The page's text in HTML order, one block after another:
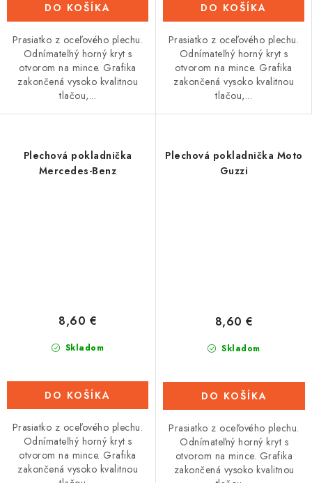
DO KOŠÍKA
Prasiatko z oceľového plechu.
Odnímateľný horný kryt s
otvorom na mince. Grafika
zakončená vysoko kvalitnou
tlačou,...
DO KOŠÍKA
Prasiatko z oceľového plechu.
Odnímateľný horný kryt s
otvorom na mince. Grafika
zakončená vysoko kvalitnou
tlačou,...
Plechová pokladnička
Mercedes-Benz
Skladom
8,60 €
DO KOŠÍKA
Prasiatko z oceľového plechu.
Odnímateľný horný kryt s
otvorom na mince. Grafika
zakončená vysoko kvalitnou
Plechová pokladnička Moto
Guzzi
Skladom
8,60 €
DO KOŠÍKA
Prasiatko z oceľového plechu.
Odnímateľný horný kryt s
otvorom na mince. Grafika
zakončená vysoko kvalitnou